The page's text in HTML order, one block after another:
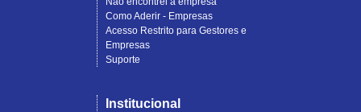
Como Aderir - Empresas
Acesso Restrito para Gestores e
Empresas
Suporte
Institucional